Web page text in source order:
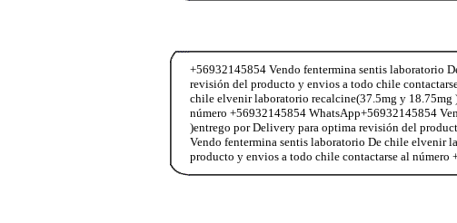
+56932145854 Vendo fentermina sentis laboratorio
revisión del producto y envios a todo chile
chile elvenir laboratorio recalcine(37.5mg y
número +56932145854 WhatsApp+56932145854
)entrego por Delivery para optima revisión del
Vendo fentermina sentis laboratorio De chile elvenir
producto y envios a todo chile contactarse al número